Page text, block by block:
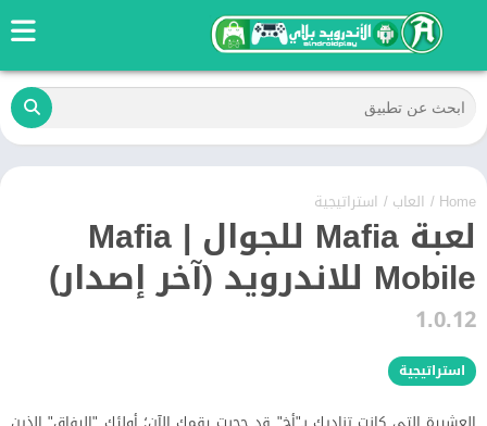
Home
/ العاب / استراتيجية
لعبة Mafia للجوال | Mafia
Mobile للاندرويد (آخر إصدار)
1.0.12
استراتيجية